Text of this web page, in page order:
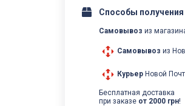
Способы получения
Самовывоз из
Самовывоз из
КурьерНовой
Бесплатная доставка
при заказе от 2000 грн!